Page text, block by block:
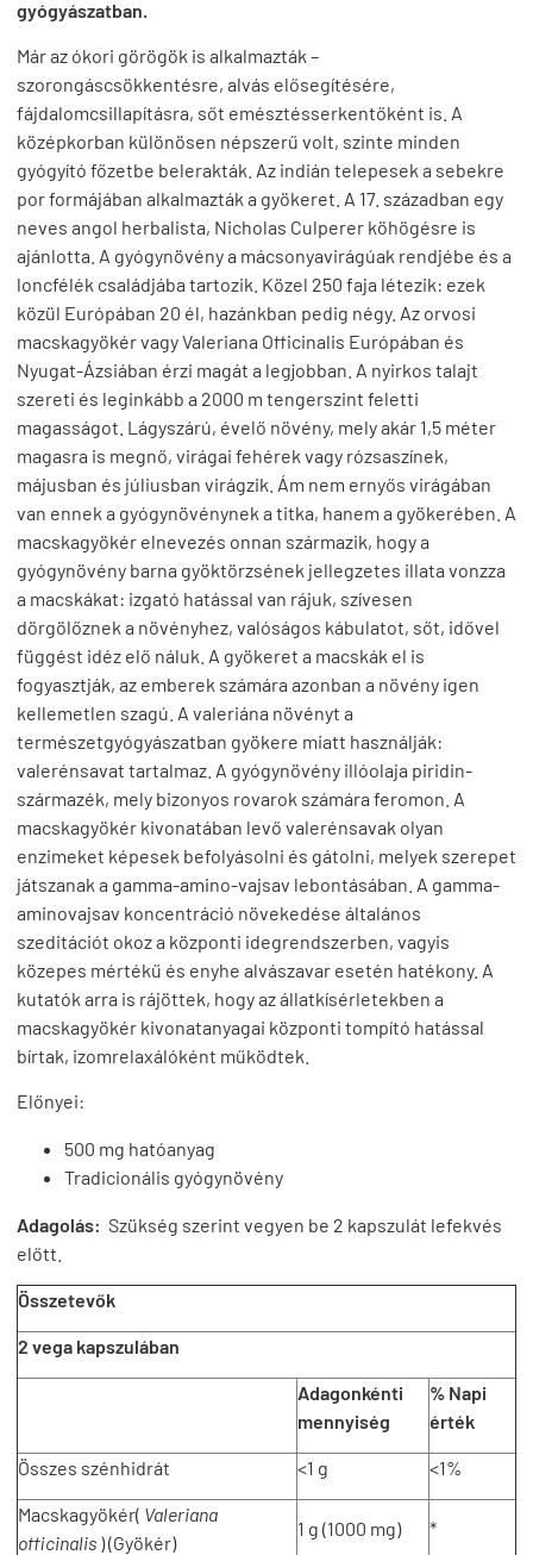
gyógyászatban.
Már az ókori görögök is alkalmazták –
szorongáscsökkentésre, alvás elősegítésére,
fájdalomcsillapításra, sőt emésztésserkentőként is. A
középkorban különösen népszerű volt, szinte minden
gyógyító főzetbe belerakták. Az indián telepesek a sebekre
por formájában alkalmazták a gyökeret. A 17. században egy
neves angol herbalista, Nicholas Culperer köhögésre is
ajánlotta. A gyógynövény a mácsonyavirágúak rendjébe és a
loncfélék családjába tartozik. Közel 250 faja létezik: ezek
közül Európában 20 él, hazánkban pedig négy. Az orvosi
macskagyökér vagy Valeriana Officinalis Európában és
Nyugat-Ázsiában érzi magát a legjobban. A nyirkos talajt
szereti és leginkább a 2000 m tengerszint feletti
magasságot. Lágyszárú, évelő növény, mely akár 1,5 méter
magasra is megnő, virágai fehérek vagy rózsaszínek,
májusban és júliusban virágzik. Ám nem ernyős virágában
van ennek a gyógynövénynek a titka, hanem a gyökerében. A
macskagyökér elnevezés onnan származik, hogy a
gyógynövény barna gyöktörzsének jellegzetes illata vonzza
a macskákat: izgató hatással van rájuk, szívesen
dörgölőznek a növényhez, valóságos kábulatot, sőt, idővel
függést idéz elő náluk. A gyökeret a macskák el is
fogyasztják, az emberek számára azonban a növény igen
kellemetlen szagú. A valeriána növényt a
természetgyógyászatban gyökere miatt használják:
valerénsavat tartalmaz. A gyógynövény illóolaja piridin-
származék, mely bizonyos rovarok számára feromon. A
macskagyökér kivonatában levő valerénsavak olyan
enzimeket képesek befolyásolni és gátolni, melyek szerepet
játszanak a gamma-amino-vajsav lebontásában. A gamma-
aminovajsav koncentráció növekedése általános
szeditációt okoz a központi idegrendszerben, vagyis
közepes mértékű és enyhe alvászavar esetén hatékony. A
kutatók arra is rájöttek, hogy az állatkísérletekben a
macskagyökér kivonatanyagai központi tompító hatással
bírtak, izomrelaxálóként működtek.
Előnyei:
500 mg hatóanyag
Tradicionális gyógynövény
Adagolás: Szükség szerint vegyen be 2 kapszulát lefekvés
előtt.
Összetevők
2 vega kapszulában
Adagonkénti
mennyiség
% Napi
érték
Összes szénhidrát <1 g <1%
Macskagyökér( Valeriana
officinalis ) (Gyökér)
1 g (1000 mg) *